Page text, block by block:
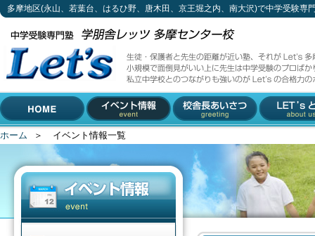
イベント情報一覧
多摩地区(永山、若葉台、はるひ野、唐木田、京王堀之内、南大沢)で中学受験専
私立中学校とのつながりも強いのがLet'sの合格力のポイントです。
多摩地区(永山、若葉台、は
るひ野、唐木田、京王堀之
内、南大沢)で中学受験専門
塾をお探しなら
042-310-3883 (受付時間 月～土 13 : 00 ～ 19 :00)
〒206-0033 東京都多摩市落合1-5-11 小林ビル2F
ホーム ＞ イベント情報一覧
HOME イベント情報